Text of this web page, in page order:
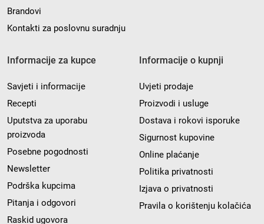
Brandovi
Kontakti za poslovnu suradnju
Informacije za kupce
Savjeti i informacije
Recepti
Uputstva za uporabu
proizvoda
Posebne pogodnosti
Newsletter
Podrška kupcima
Pitanja i odgovori
Raskid ugovora
Informacije o kupnji
Uvjeti prodaje
Proizvodi i usluge
Dostava i rokovi isporuke
Sigurnost kupovine
Online plaćanje
Politika privatnosti
Izjava o privatnosti
Pravila o korištenju kolačića